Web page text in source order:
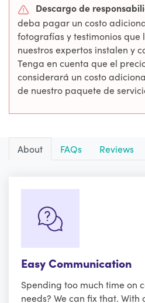
Descargo de
deba pagar un costo
fotografías y testimonios que
nuestros expertos instalen y
Tenga en cuenta que el
considerará un costo
de nuestro paquete de
About FAQs Reviews
Easy Communication
Spending too much time on
needs? We can fix that. With